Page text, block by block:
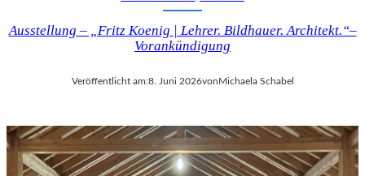
Ausstellung – „Fritz Koenig | Lehrer. Bildhauer. Architekt.“–
Vorankündigung
Veröffentlicht am:8. Juni 2026von Michaela Schabel